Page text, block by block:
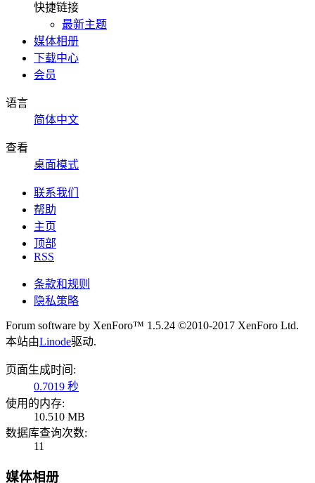
快捷链接
最新主题
媒体相册
下载中心
会员
语言
简体中文
查看
桌面模式
联系我们
帮助
主页
顶部
RSS
条款和规则
隐私策略
Forum software by XenForo™ 1.5.24 ©2010-2017 XenForo Ltd.
本站由Linode驱动.
页面生成时间:
0.7019 秒
使用的内存:
10.510 MB
数据库查询次数:
11
媒体相册